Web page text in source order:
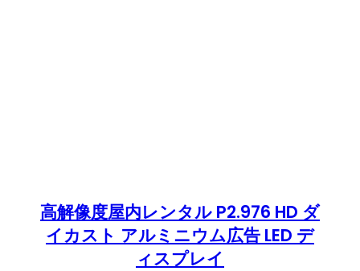
高解像度屋内レンタル P2.976 HD ダ
イカスト アルミニウム広告 LED デ
ィスプレイ